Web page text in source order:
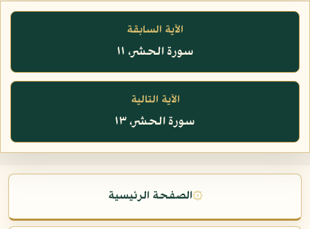
الآية السابقة
سورة الحشر، ١١
الآية التالية
سورة الحشر، ١٣
۞الصفحة الرئيسية